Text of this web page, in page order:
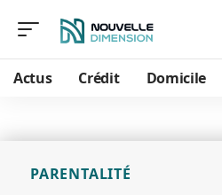
Actus Crédit Domicile
PARENTALITÉ